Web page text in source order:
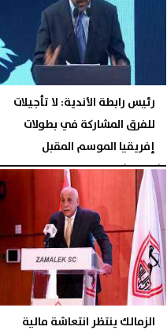
رئيس رابطة الأندية: لا تأجيلات
للفرق المشاركة في بطولات
إفريقيا الموسم المقبل
الأربعاء، 5 أغسطس 2026 04:40 مـ
الزمالك ينتظر انتعاشة مالية